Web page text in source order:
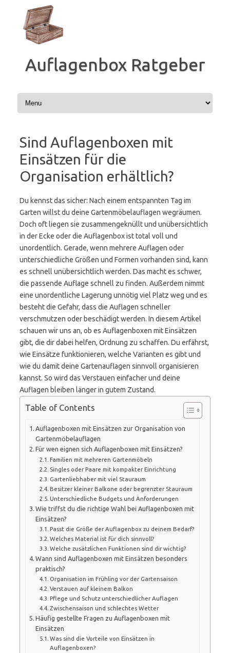
Inhalt
springen
Auflagenbox Ratgeber
Sind Auflagenboxen mit
Einsätzen für die
Organisation erhältlich?
Du kennst das sicher: Nach einem entspannten Tag im
Garten willst du deine Gartenmöbelauflagen wegräumen.
Doch oft liegen sie zusammengeknüllt und unübersichtlich
in der Ecke oder die Auflagenbox ist total voll und
unordentlich. Gerade, wenn mehrere Auflagen oder
unterschiedliche Größen und Formen vorhanden sind, kann
es schnell unübersichtlich werden. Das macht es schwer,
die passende Auflage schnell zu finden. Außerdem nimmt
eine unordentliche Lagerung unnötig viel Platz weg und es
besteht die Gefahr, dass die Auflagen schneller
verschmutzen oder beschädigt werden. In diesem Artikel
schauen wir uns an, ob es Auflagenboxen mit Einsätzen
gibt, die dir dabei helfen, Ordnung zu schaffen. Du erfährst,
wie Einsätze funktionieren, welche Varianten es gibt und
wie du damit deine Gartenauflagen sinnvoll organisieren
kannst. So wird das Verstauen einfacher und deine
Auflagen bleiben länger in gutem Zustand.
Table of Contents
Auflagenboxen mit Einsätzen zur Organisation von
Gartenmöbelauflagen
Für wen eignen sich Auflagenboxen mit Einsätzen?
Familien mit mehreren Gartenmöbeln
Singles oder Paare mit kompakter Einrichtung
Gartenliebhaber mit viel Stauraum
Besitzer kleiner Balkone oder begrenzter Stauraum
Unterschiedliche Budgets und Anforderungen
Wie triffst du die richtige Wahl bei Auflagenboxen mit
Einsätzen?
Passt die Größe der Auflagenbox zu deinem Bedarf?
Welches Material ist für dich sinnvoll?
Welche zusätzlichen Funktionen sind dir wichtig?
Wann sind Auflagenboxen mit Einsätzen besonders
praktisch?
Organisation im Frühling vor der Gartensaison
Verstauen auf kleinem Balkon
Pflege und Schutz unterschiedlicher Auflagen
Zwischensaison und schlechtes Wetter
Häufig gestellte Fragen zu Auflagenboxen mit
Einsätzen
Was sind die Vorteile von Einsätzen in
Auflagenboxen?